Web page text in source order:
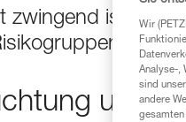
zwingend ist. Die
und
Wir
Analyse-,
sind
andere
gesamten